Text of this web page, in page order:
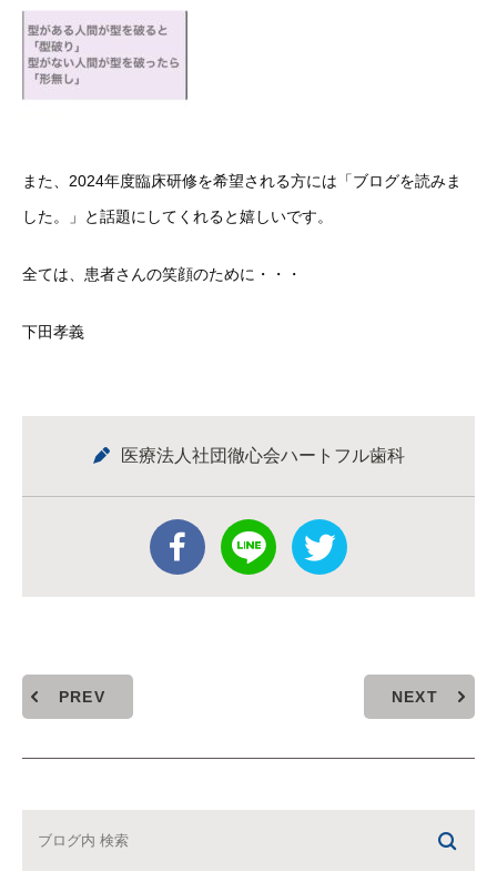
また、2024年度臨床研修を希望される方には「ブログを読みま
した。」と話題にしてくれると嬉しいです。
全ては、患者さんの笑顔のために・・・
下田孝義
医療法人社団徹心会ハートフル歯科
PREV NEXT